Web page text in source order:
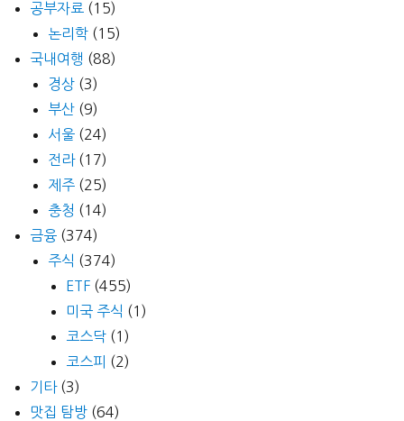
공부자료 (15)
논리학 (15)
국내여행 (88)
경상 (3)
부산 (9)
서울 (24)
전라(17)
제주 (25)
충청 (14)
금융 (374)
주식 (374)
ETF (455)
미국 주식 (1)
코스닥 (1)
코스피 (2)
기타(3)
맛집 탐방 (64)